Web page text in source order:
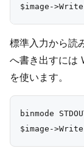
標準入力から読
へ書き出すには
を使います。
binmode